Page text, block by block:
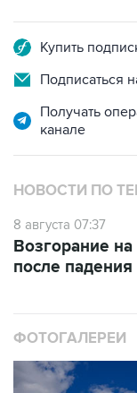
Купить
Подписаться
Получать
канале
НОВОСТИ ПО
8 августа 07:37
Возгорание
после
ФОТОГАЛЕРЕИ